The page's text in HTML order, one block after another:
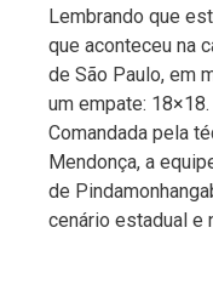
Lembrando que
que aconteceu na
de São Paulo, em
um empate: 18×18.
Comandada pela
Mendonça, a
de
cenário estadual e